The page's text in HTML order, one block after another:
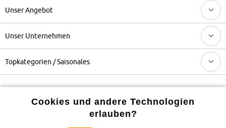
Unser Angebot
Unser Unternehmen
Topkategorien / Saisonales
Cookies und andere Technologien
erlauben?